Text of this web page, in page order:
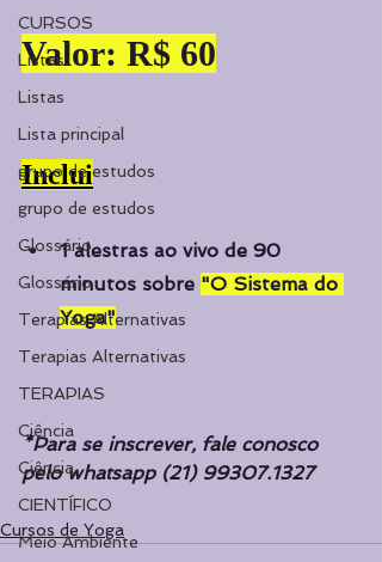
CURSOS
Listas
Listas
Lista principal
grupo de estudos
grupo de estudos
Glossário
Glossário
Terapias Alternativas
Terapias Alternativas
TERAPIAS
Ciência
Ciência
CIENTÍFICO
Meio Ambiente
Valor: R$ 60
Inclui
1 alestras ao vivo de 90
minutos sobre "O Sistema do
Yoga"
*Para se inscrever, fale conosco
pelo whatsapp (21) 99307.1327
Cursos de Yoga